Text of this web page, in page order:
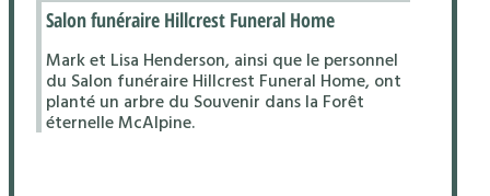
Salon funéraire Hillcrest Funeral Home
Mark et Lisa Henderson, ainsi que le personnel
du Salon funéraire Hillcrest Funeral Home, ont
planté un arbre du Souvenir dans la Forêt
éternelle McAlpine.